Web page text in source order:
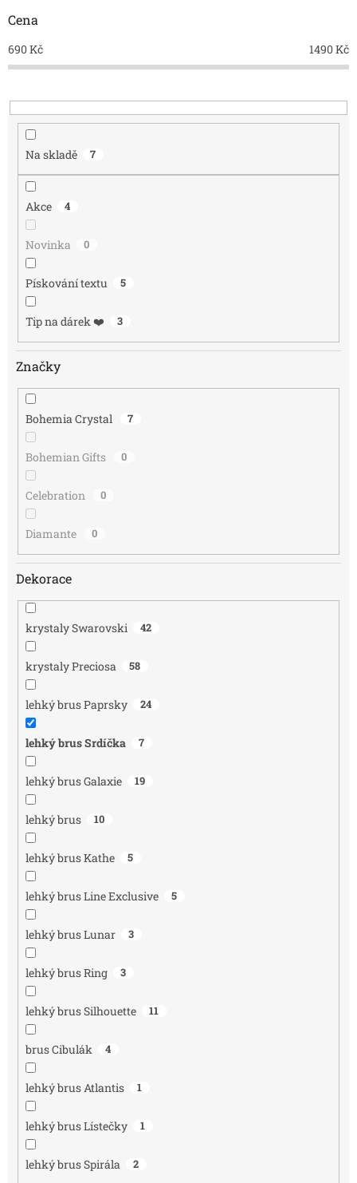
n
p
r
d
Nejprodávanější
Cena
690Kč 1490Kč
Na skladě 7
Akce 4
Novinka 0
Pískování textu 5
Tip na dárek ❤️ 3
Značky
Bohemia Crystal 7
Bohemian Gifts 0
Celebration 0
Diamante 0
Dekorace
krystaly Swarovski 42
krystaly Preciosa 58
lehký brus Paprsky 24
lehký brus Srdíčka 7
lehký brus Galaxie 19
lehký brus 10
lehký brus Kathe 5
lehký brus Line Exclusive 5
lehký brus Lunar 3
lehký brus Ring 3
lehký brus Silhouette 11
brus Cibulák 4
lehký brus Atlantis 1
lehký brus Lístečky 1
lehký brus Spirála 2